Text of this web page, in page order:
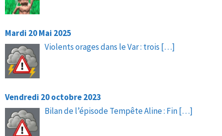
Mardi 20 Mai 2025
Violents orages dans le Var : trois […]
Vendredi 20 octobre 2023
Bilan de l’épisode Tempête Aline : Fin[…]